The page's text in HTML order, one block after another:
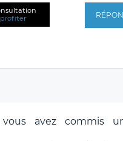
profiter
vous avez commis